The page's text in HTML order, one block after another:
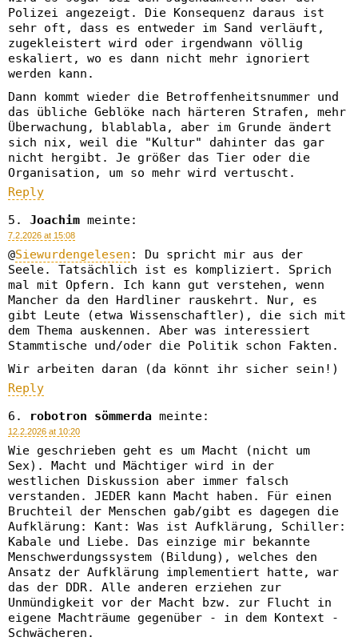
Polizei angezeigt. Die Konsequenz daraus ist
sehr oft, dass es entweder im Sand verläuft,
zugekleistert wird oder irgendwann völlig
eskaliert, wo es dann nicht mehr ignoriert
werden kann.
Dann kommt wieder die Betroffenheitsnummer und
das übliche Geblöke nach härteren Strafen, mehr
Überwachung, blablabla, aber im Grunde ändert
sich nix, weil die "Kultur" dahinter das gar
nicht hergibt. Je größer das Tier oder die
Organisation, um so mehr wird vertuscht.
Reply
Joachim meinte:
7.2.2026 at 15:08
@Siewurdengelesen : Du spricht mir aus der
Seele. Tatsächlich ist es kompliziert. Sprich
mal mit Opfern. Ich kann gut verstehen, wenn
Mancher da den Hardliner rauskehrt. Nur, es
gibt Leute (etwa Wissenschaftler), die sich mit
dem Thema auskennen. Aber was interessiert
Stammtische und/oder die Politik schon Fakten.
Wir arbeiten daran (da könnt ihr sicher sein!)
Reply
robotron sömmerda meinte:
12.2.2026 at 10:20
Wie geschrieben geht es um Macht (nicht um
Sex). Macht und Mächtiger wird in der
westlichen Diskussion aber immer falsch
verstanden. JEDER kann Macht haben. Für einen
Bruchteil der Menschen gab/gibt es dagegen die
Aufklärung: Kant: Was ist Aufklärung, Schiller:
Kabale und Liebe. Das einzige mir bekannte
Menschwerdungssystem (Bildung), welches den
Ansatz der Aufklärung implementiert hatte, war
das der DDR. Alle anderen erziehen zur
Unmündigkeit vor der Macht bzw. zur Flucht in
eigene Machträume gegenüber - in dem Kontext -
Schwächeren.